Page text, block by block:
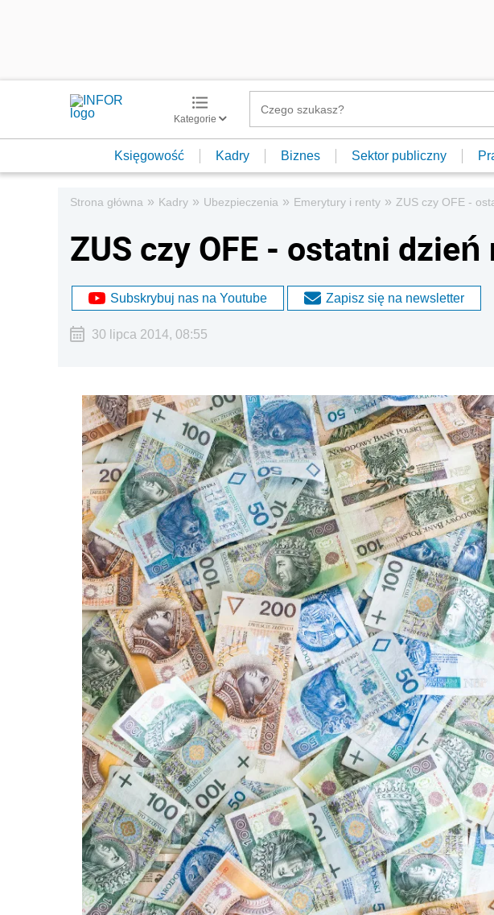
Kategorie
Księgowość Kadry Biznes Sektor publiczny
Strona główna » Kadry » Ubezpieczenia » Emerytury i renty » ZUS czy OFE -
ZUS czy OFE - ostatni
Subskrybuj nas na Youtube Zapisz się na newsletter
30 lipca 2014, 08:55